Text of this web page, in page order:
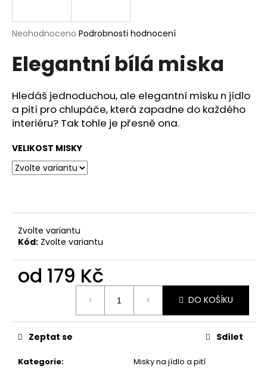
Průměrné
produktu
je
z
5
hvězdiček.
Neohodnoceno Podrobnosti hodnocení
Elegantní bílá miska
Hledáš jednoduchou, ale elegantní misku n jídlo
a pití pro chlupáče, která zapadne do každého
interiéru? Tak tohle je přesně ona.
VELIKOST MISKY
Zvolte variantu
Kód: Zvolte variantu
od 179 Kč
DO KOŠÍKU
Kategorie: Misky na jídlo a pití
Zeptat se Sdílet
j
t
?
p
o
u
u
m
e
SVATEBNÍ